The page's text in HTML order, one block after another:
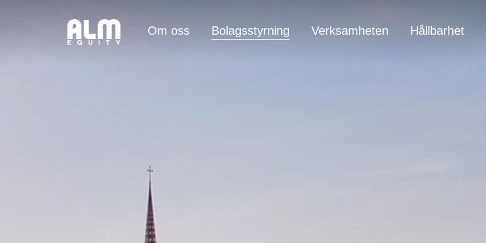
Om oss Bolagsstyrning Verksamheten Hållbarhet